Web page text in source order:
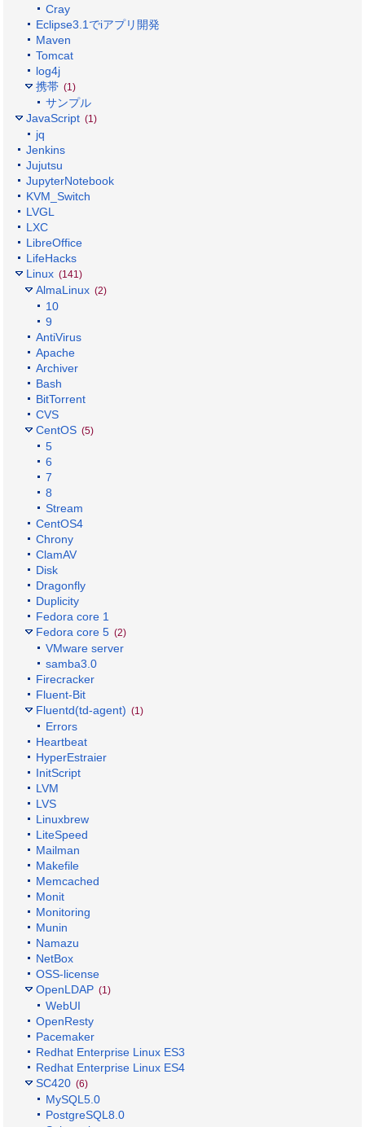
Cray
Eclipse3.1でiアプリ開発
Maven
Tomcat
log4j
携帯 (1)
サンプル
JavaScript (1)
jq
Jenkins
Jujutsu
JupyterNotebook
KVM_Switch
LVGL
LXC
LibreOffice
LifeHacks
Linux (141)
AlmaLinux (2)
10
9
AntiVirus
Apache
Archiver
Bash
BitTorrent
CVS
CentOS (5)
5
6
7
8
Stream
CentOS4
Chrony
ClamAV
Disk
Dragonfly
Duplicity
Fedora core 1
Fedora core 5 (2)
VMware server
samba3.0
Firecracker
Fluent-Bit
Fluentd(td-agent) (1)
Errors
Heartbeat
HyperEstraier
InitScript
LVM
LVS
Linuxbrew
LiteSpeed
Mailman
Makefile
Memcached
Monit
Monitoring
Munin
Namazu
NetBox
OSS-license
OpenLDAP (1)
WebUI
OpenResty
Pacemaker
Redhat Enterprise Linux ES3
Redhat Enterprise Linux ES4
SC420 (6)
MySQL5.0
PostgreSQL8.0